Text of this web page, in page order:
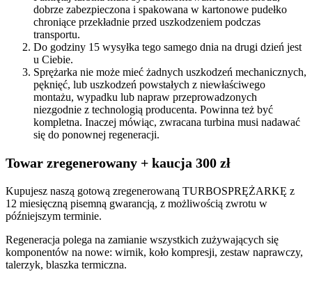
dobrze zabezpieczona i spakowana w kartonowe pudełko
chroniące przekładnie przed uszkodzeniem podczas
transportu.
Do godziny 15 wysyłka tego samego dnia na drugi dzień jest
u Ciebie.
Sprężarka nie może mieć żadnych uszkodzeń mechanicznych,
pęknięć, lub uszkodzeń powstałych z niewłaściwego
montażu, wypadku lub napraw przeprowadzonych
niezgodnie z technologią producenta. Powinna też być
kompletna. Inaczej mówiąc, zwracana turbina musi nadawać
się do ponownej regeneracji.
Towar zregenerowany + kaucja 300 zł
Kupujesz naszą gotową zregenerowaną TURBOSPRĘŻARKĘ z
12 miesięczną pisemną gwarancją, z możliwością zwrotu w
późniejszym terminie.
Regeneracja polega na zamianie wszystkich zużywających się
komponentów na nowe: wirnik, koło kompresji, zestaw naprawczy,
talerzyk, blaszka termiczna.